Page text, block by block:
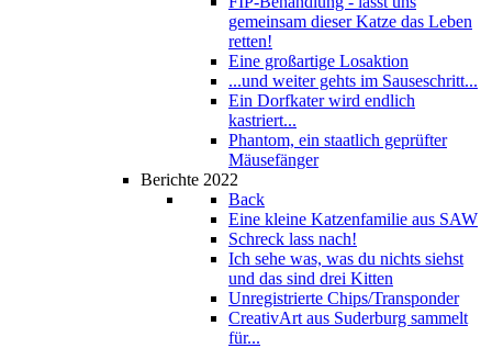
gemeinsam dieser Katze das Leben
retten!
Eine großartige Losaktion
...und weiter gehts im Sauseschritt...
Ein Dorfkater wird endlich
kastriert...
Phantom, ein staatlich geprüfter
Mäusefänger
Berichte 2022
Back
Eine kleine Katzenfamilie aus SAW
Schreck lass nach!
Ich sehe was, was du nichts siehst
und das sind drei Kitten
Unregistrierte Chips/Transponder
CreativArt aus Suderburg sammelt
für...